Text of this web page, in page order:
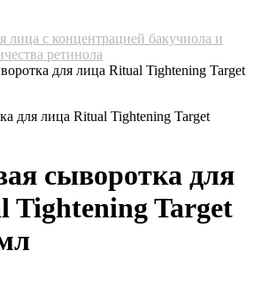
лица с концентрацией бакучиола и
ретинола
для лица Ritual Tightening Target
для лица Ritual Tightening Target
сыворотка для
Tightening Target